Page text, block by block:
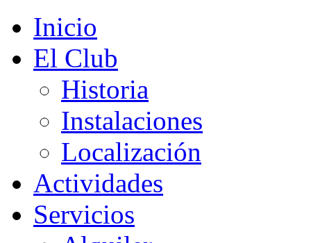
Inicio
El Club
Historia
Instalaciones
Localización
Actividades
Servicios